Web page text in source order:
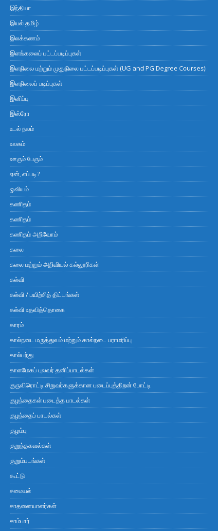
இந்தியா
இயல் தமிழ்
இலக்கணம்
இளங்கலைப் பட்டப்படிப்புகள்
இளநிலை மற்றும் முதுநிலை பட்டப்படிப்புகள் (UG and PG Degree Courses)
இளநிலைப் படிப்புகள்
இனிப்பு
இஸ்ரோ
உடல் நலம்
உலகம்
ஊரும் பேரும்
ஏன், எப்படி?
ஓவியம்
கணிதம்
கணிதம்
கணிதம் அறிவோம்
கலை
கலை மற்றும் அறிவியல் கல்லூரிகள்
கல்வி
கல்வி / பயிற்சித் திட்டங்கள்
கல்வி உதவித்தொகை
காரம்
கால்நடை மருத்துவம் மற்றும் கால்நடை பராமரிப்பு
கால்பந்து
காளமேகப் புலவர் தனிப்பாடல்கள்
குருவிரொட்டி சிறுவர்களுக்கான படைப்புத்திறன் போட்டி
குழந்தைகள் படைத்த பாடல்கள்
குழந்தைப் பாடல்கள்
குழம்பு
குறுந்தகவல்கள்
குறும்படங்கள்
கூட்டு
சமையல்
சாதனையாளர்கள்
சாம்பார்